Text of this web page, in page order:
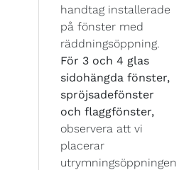
handtag installerade
på fönster med
räddningsöppning.
För 3 och 4 glas
sidohängda fönster,
spröjsadefönster
och flaggfönster,
observera att vi
placerar
utrymningsöppningen